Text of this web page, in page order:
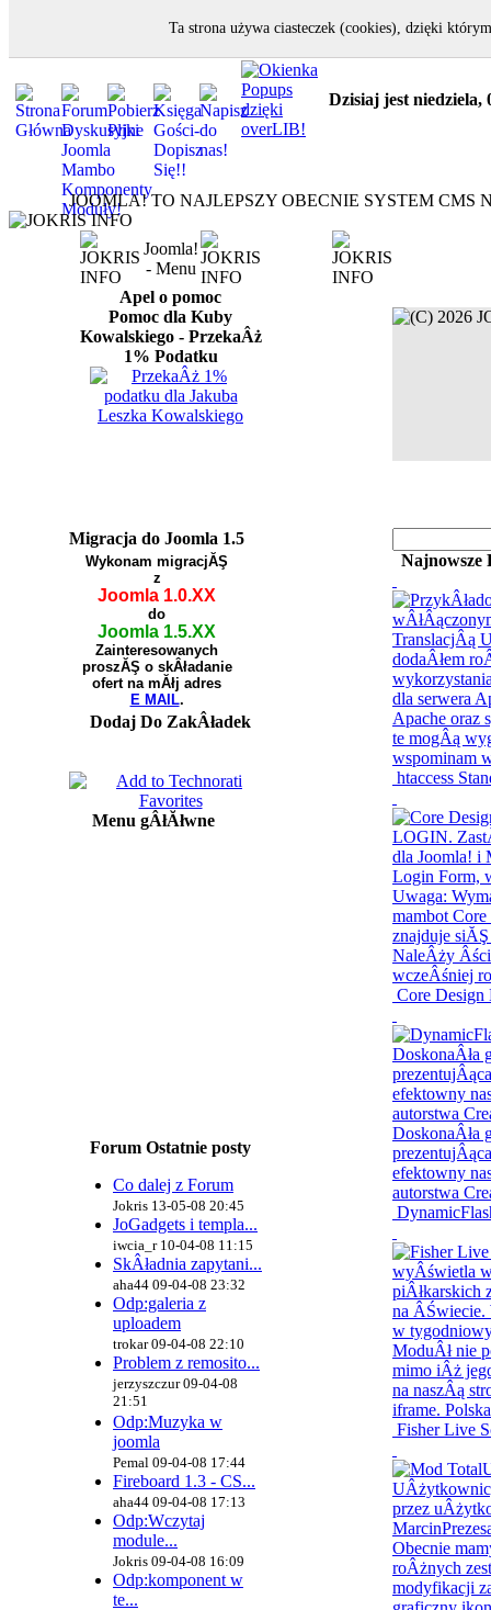
Dzisiaj jest niedziela,
JOOMLA! TO NAJLEPSZY OBECNIE SYSTEM CMS
Joomla!
- Menu
Apel o pomoc
Pomoc dla Kuby
Kowalskiego - PrzekaÂż
1% Podatku
Migracja do Joomla 1.5
Wykonam migracjĂŞ
z
Joomla 1.0.XX
do
Joomla 1.5.XX
Zainteresowanych
proszĂŞ o skÂładanie
ofert na mĂłj adres
E MAIL.
Dodaj Do ZakÂładek
Menu gÂłĂłwne
Forum Ostatnie posty
Co dalej z Forum
Jokris 13-05-08 20:45
JoGadgets i templa...
iwcia_r 10-04-08 11:15
SkÂładnia zapytani...
aha44 09-04-08 23:32
Odp:galeria z
uploadem
trokar 09-04-08 22:10
Problem z remosito...
jerzyszczur 09-04-08
21:51
Odp:Muzyka w
joomla
Pemal 09-04-08 17:44
Fireboard 1.3 - CS...
aha44 09-04-08 17:13
Odp:Wczytaj
module...
Jokris 09-04-08 16:09
Odp:komponent w
te...
Najnowsze
htaccess
Core Design
Fisher Live
Ta strona używa ciasteczek (cookies), dzięki